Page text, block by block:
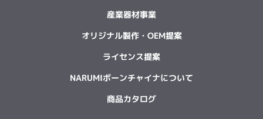
産業器材事業
オリジナル製作・OEM提案
ライセンス提案
NARUMIボーンチャイナについて
商品カタログ